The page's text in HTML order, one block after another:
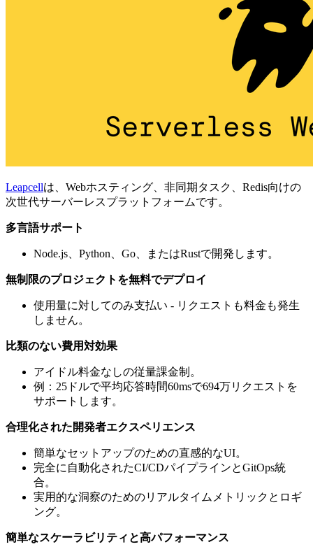
Leapcellは、Webホスティング、非同期タスク、Redis向けの
次世代サーバーレスプラットフォームです。
多言語サポート
Node.js、Python、Go、またはRustで開発します。
無制限のプロジェクトを無料でデプロイ
使用量に対してのみ支払い - リクエストも料金も発生
しません。
比類のない費用対効果
アイドル料金なしの従量課金制。
例：25ドルで平均応答時間60msで694万リクエストを
サポートします。
合理化された開発者エクスペリエンス
簡単なセットアップのための直感的なUI。
完全に自動化されたCI/CDパイプラインとGitOps統
合。
実用的な洞察のためのリアルタイムメトリックとロギ
ング。
簡単なスケーラビリティと高パフォーマンス